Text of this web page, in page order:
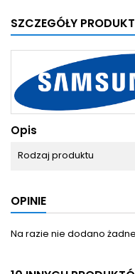
SZCZEGÓŁY
Opis
Rodzaj produktu
OPINIE
Na razie nie dodano